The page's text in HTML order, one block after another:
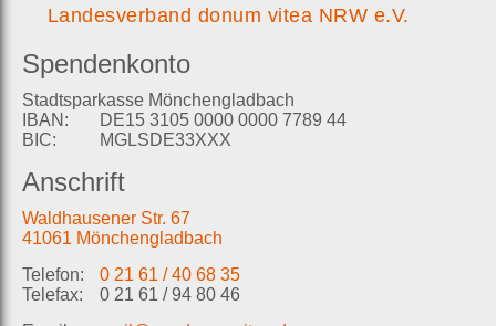
Landesverband donum vitea NRW e.V.
Spendenkonto
Stadtsparkasse Mönchengladbach
IBAN:
DE15 3105 0000 0000 7789 44
BIC:
MGLSDE33XXX
Anschrift
Waldhausener Str. 67
41061 Mönchengladbach
Telefon:
0 21 61 / 40 68 35
Telefax:
0 21 61 / 94 80 46